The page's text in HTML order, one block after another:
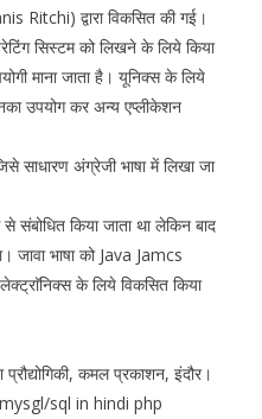
Ritchi) द्वारा विकसित की गई।
सिस्टम को लिखने के लिये किया
माना जाता है। यूनिक्स के लिये
उपयोग कर अन्य एप्लीकेशन
साधारण अंग्रेजी भाषा में लिखा जा
संबोधित किया जाता था लेकिन बाद
जावा भाषा को Java Jamcs
के लिये विकसित किया
कमल प्रकाशन, इंदौर।
sql in hindi php